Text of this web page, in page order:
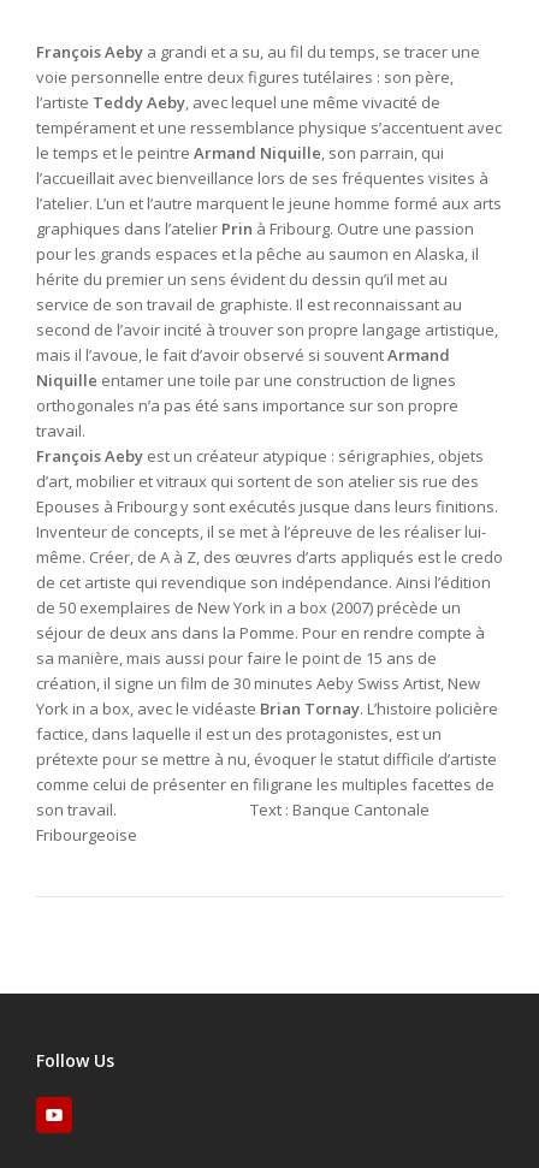
François Aeby a grandi et a su, au fil du temps, se tracer une
voie personnelle entre deux figures tutélaires : son père,
l’artiste Teddy Aeby , avec lequel une même vivacité de
tempérament et une ressemblance physique s’accentuent avec
le temps et le peintre Armand Niquille , son parrain, qui
l’accueillait avec bienveillance lors de ses fréquentes visites à
l’atelier. L’un et l’autre marquent le jeune homme formé aux arts
graphiques dans l’atelier Prin à Fribourg. Outre une passion
pour les grands espaces et la pêche au saumon en Alaska, il
hérite du premier un sens évident du dessin qu’il met au
service de son travail de graphiste. Il est reconnaissant au
second de l’avoir incité à trouver son propre langage artistique,
mais il l’avoue, le fait d’avoir observé si souventArmand
Niquille entamer une toile par une construction de lignes
orthogonales n’a pas été sans importance sur son propre
travail.
François Aeby est un créateur atypique : sérigraphies, objets
d’art, mobilier et vitraux qui sortent de son atelier sis rue des
Epouses à Fribourg y sont exécutés jusque dans leurs finitions.
Inventeur de concepts, il se met à l’épreuve de les réaliser lui-
même. Créer, de A à Z, des œuvres d’arts appliqués est le credo
de cet artiste qui revendique son indépendance. Ainsi l’édition
de 50 exemplaires de New York in a box (2007) précède un
séjour de deux ans dans la Pomme. Pour en rendre compte à
sa manière, mais aussi pour faire le point de 15 ans de
création, il signe un film de 30 minutes Aeby Swiss Artist, New
York in a box , avec le vidéaste Brian Tornay. L’histoire policière
factice, dans laquelle il est un des protagonistes, est un
prétexte pour se mettre à nu, évoquer le statut difficile d’artiste
comme celui de présenter en filigrane les multiples facettes de
son travail. Text : Banque Cantonale
Fribourgeoise
Follow Us